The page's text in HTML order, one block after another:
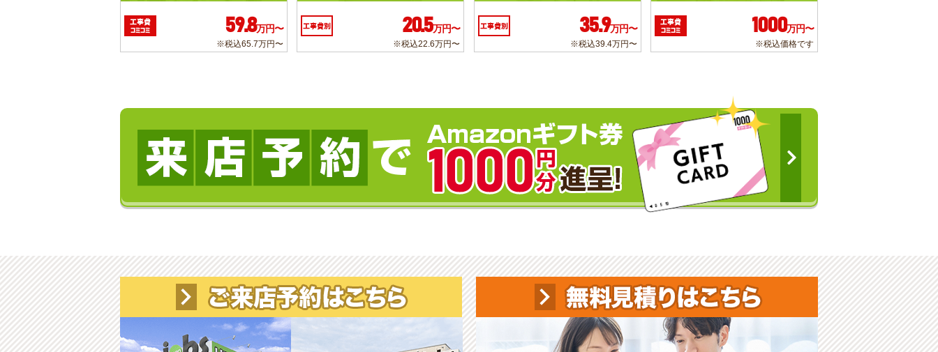
工事費
コミコミ
59.8万円〜
※税込65.7万円〜
工事費別 20.5万円〜
※税込22.6万円〜
工事費別 35.9万円〜
※税込39.4万円〜
工事費
コミコミ
1000万円〜
※税込価格です